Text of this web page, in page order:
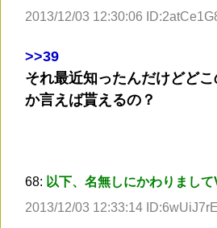
2013/12/03 12:30:06
>>39
それ最近知ったんだけどど
か言えば貰えるの？
68: 以下、名無しにかわりまし
2013/12/03 12:33:14